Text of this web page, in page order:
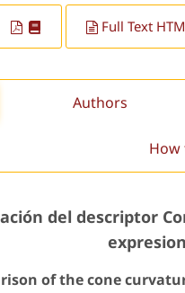
Full Text
Authors
How
del descriptor
of the cone